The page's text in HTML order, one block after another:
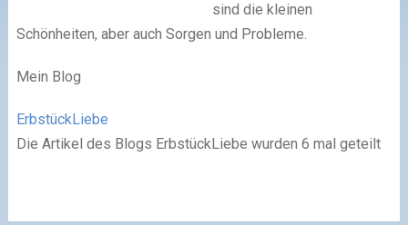
sind die kleinen
Schönheiten, aber auch Sorgen und Probleme.
Mein Blog
ErbstückLiebe
Die Artikel des Blogs ErbstückLiebe wurden 6 mal geteilt